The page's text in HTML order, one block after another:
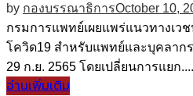
by กองบรรณาธิการOctober 10,
กรมการแพทย์เผยแพร่แนวทางเว
โควิด19 สำหรับแพทย์และบุคลาก
29 ก.ย. 2565 โดยเปลี่ยนการแยก
อ่านเพิ่มเติม